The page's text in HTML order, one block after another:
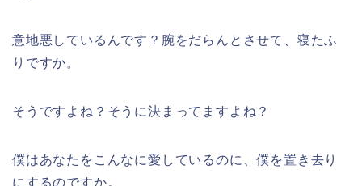
意地悪しているんです？腕をだらんとさせて、寝たふ
りですか。
そうですよね？そうに決まってますよね？
僕はあなたをこんなに愛しているのに、僕を置き去り
にするのですか。